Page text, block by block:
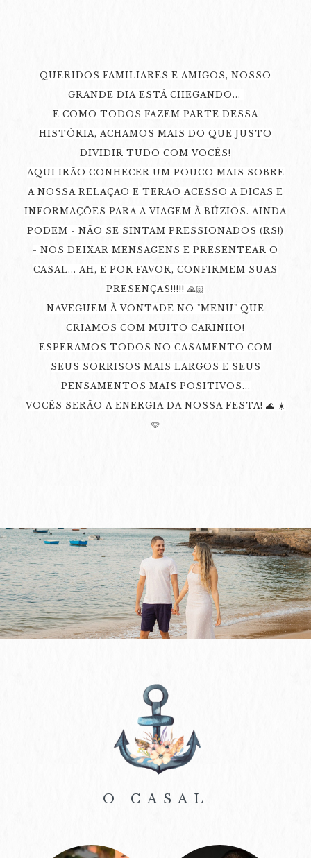
QUERIDOS FAMILIARES E AMIGOS, NOSSO
GRANDE DIA ESTÁ CHEGANDO...
E COMO TODOS FAZEM PARTE DESSA
HISTÓRIA, ACHAMOS MAIS DO QUE JUSTO
DIVIDIR TUDO COM VOCÊS!
AQUI IRÃO CONHECER UM POUCO MAIS SOBRE
A NOSSA RELAÇÃO E TERÃO ACESSO A DICAS E
INFORMAÇÕES PARA A VIAGEM À BÚZIOS. AINDA
PODEM - NÃO SE SINTAM PRESSIONADOS (RS!)
- NOS DEIXAR MENSAGENS E PRESENTEAR O
CASAL... AH, E POR FAVOR, CONFIRMEM SUAS
PRESENÇAS!!!!! 🙏🏻
NAVEGUEM À VONTADE NO "MENU" QUE
CRIAMOS COM MUITO CARINHO!
ESPERAMOS TODOS NO CASAMENTO COM
SEUS SORRISOS MAIS LARGOS E SEUS
PENSAMENTOS MAIS POSITIVOS...
VOCÊS SERÃO A ENERGIA DA NOSSA FESTA! 🌊 ☀️
🩷
O CASAL